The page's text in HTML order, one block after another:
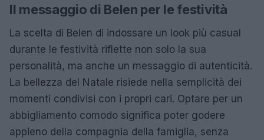
Il messaggio di Belen per le festività
La scelta di Belen di indossare un look più casual
durante le festività riflette non solo la sua
personalità, ma anche un messaggio di autenticità.
La bellezza del Natale risiede nella semplicità dei
momenti condivisi con i propri cari. Optare per un
abbigliamento comodo significa poter godere
appieno della compagnia della famiglia, senza